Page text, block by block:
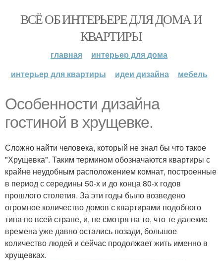
ВСЁ ОБ ИНТЕРЬЕРЕ ДЛЯ ДОМА И
КВАРТИРЫ
главная
интерьер для дома
интерьер для квартиры
идеи дизайна мебель
Особенности дизайна
гостиной в хрущевке.
Сложно найти человека, который не знал бы что такое
"Хрущевка". Таким термином обозначаются квартиры с
крайне неудобным расположением комнат, построенные
в период с середины 50-х и до конца 80-х годов
прошлого столетия. За эти годы было возведено
огромное количество домов с квартирами подобного
типа по всей стране, и, не смотря на то, что те далекие
времена уже давно остались позади, большое
количество людей и сейчас продолжает жить именно в
хрущевках.